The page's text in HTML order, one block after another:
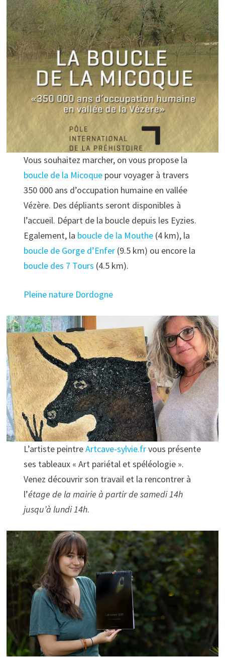
Vous souhaitez marcher, on vous propose la
boucle de la Micoquepour voyager à travers
350 000 ans d’occupation humaine en vallée
Vézère. Des dépliants seront disponibles à
l’accueil. Départ de la boucle depuis les Eyzies.
Egalement, la boucle de la Mouthe(4 km), la
boucle de Gorge d’Enfer(9.5 km) ou encore la
boucle des 7 Tours (4.5 km).
Pleine nature Dordogne
L’artiste peintreArtcave-sylvie.frvous présente
ses tableaux « Art pariétal et spéléologie ».
Venez découvrir son travail et la rencontrer à
l’étage de la mairie à partir de samedi 14h
jusqu’à lundi 14h.